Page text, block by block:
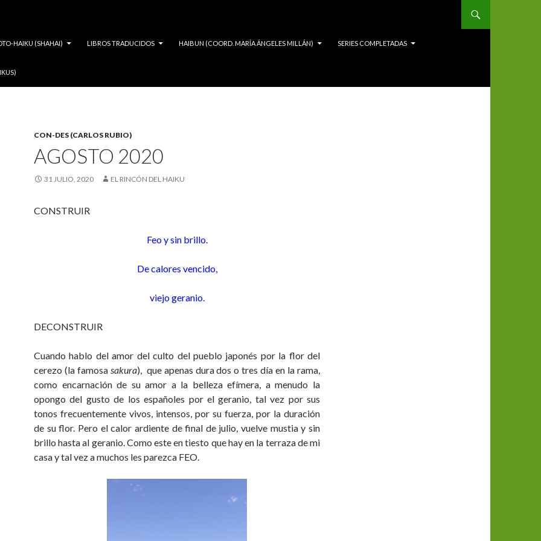
HAIKU (SHAHAI) LIBROS TRADUCIDOS HAIBUN (COORD. MARÍA ÁNGELES MILLÁN) SERIES COMPLETADAS
CON-DES (CARLOS RUBIO)
AGOSTO 2020
31 JULIO, 2020 EL RINCÓN DEL HAIKU
CONSTRUIR
Feo y sin brillo.
De calores vencido,
viejo geranio.
DECONSTRUIR
Cuando hablo del amor del culto del pueblo japonés por la flor del
cerezo (la famosa sakura), que apenas dura dos o tres día en la rama,
como encarnación de su amor a la belleza efímera, a menudo la
opongo del gusto de los españoles por el geranio, tal vez por sus
tonos frecuentemente vivos, intensos, por su fuerza, por la duración
de su flor. Pero el calor ardiente de final de julio, vuelve mustia y sin
brillo hasta al geranio. Como este en tiesto que hay en la terraza de mi
casa y tal vez a muchos les parezca FEO.